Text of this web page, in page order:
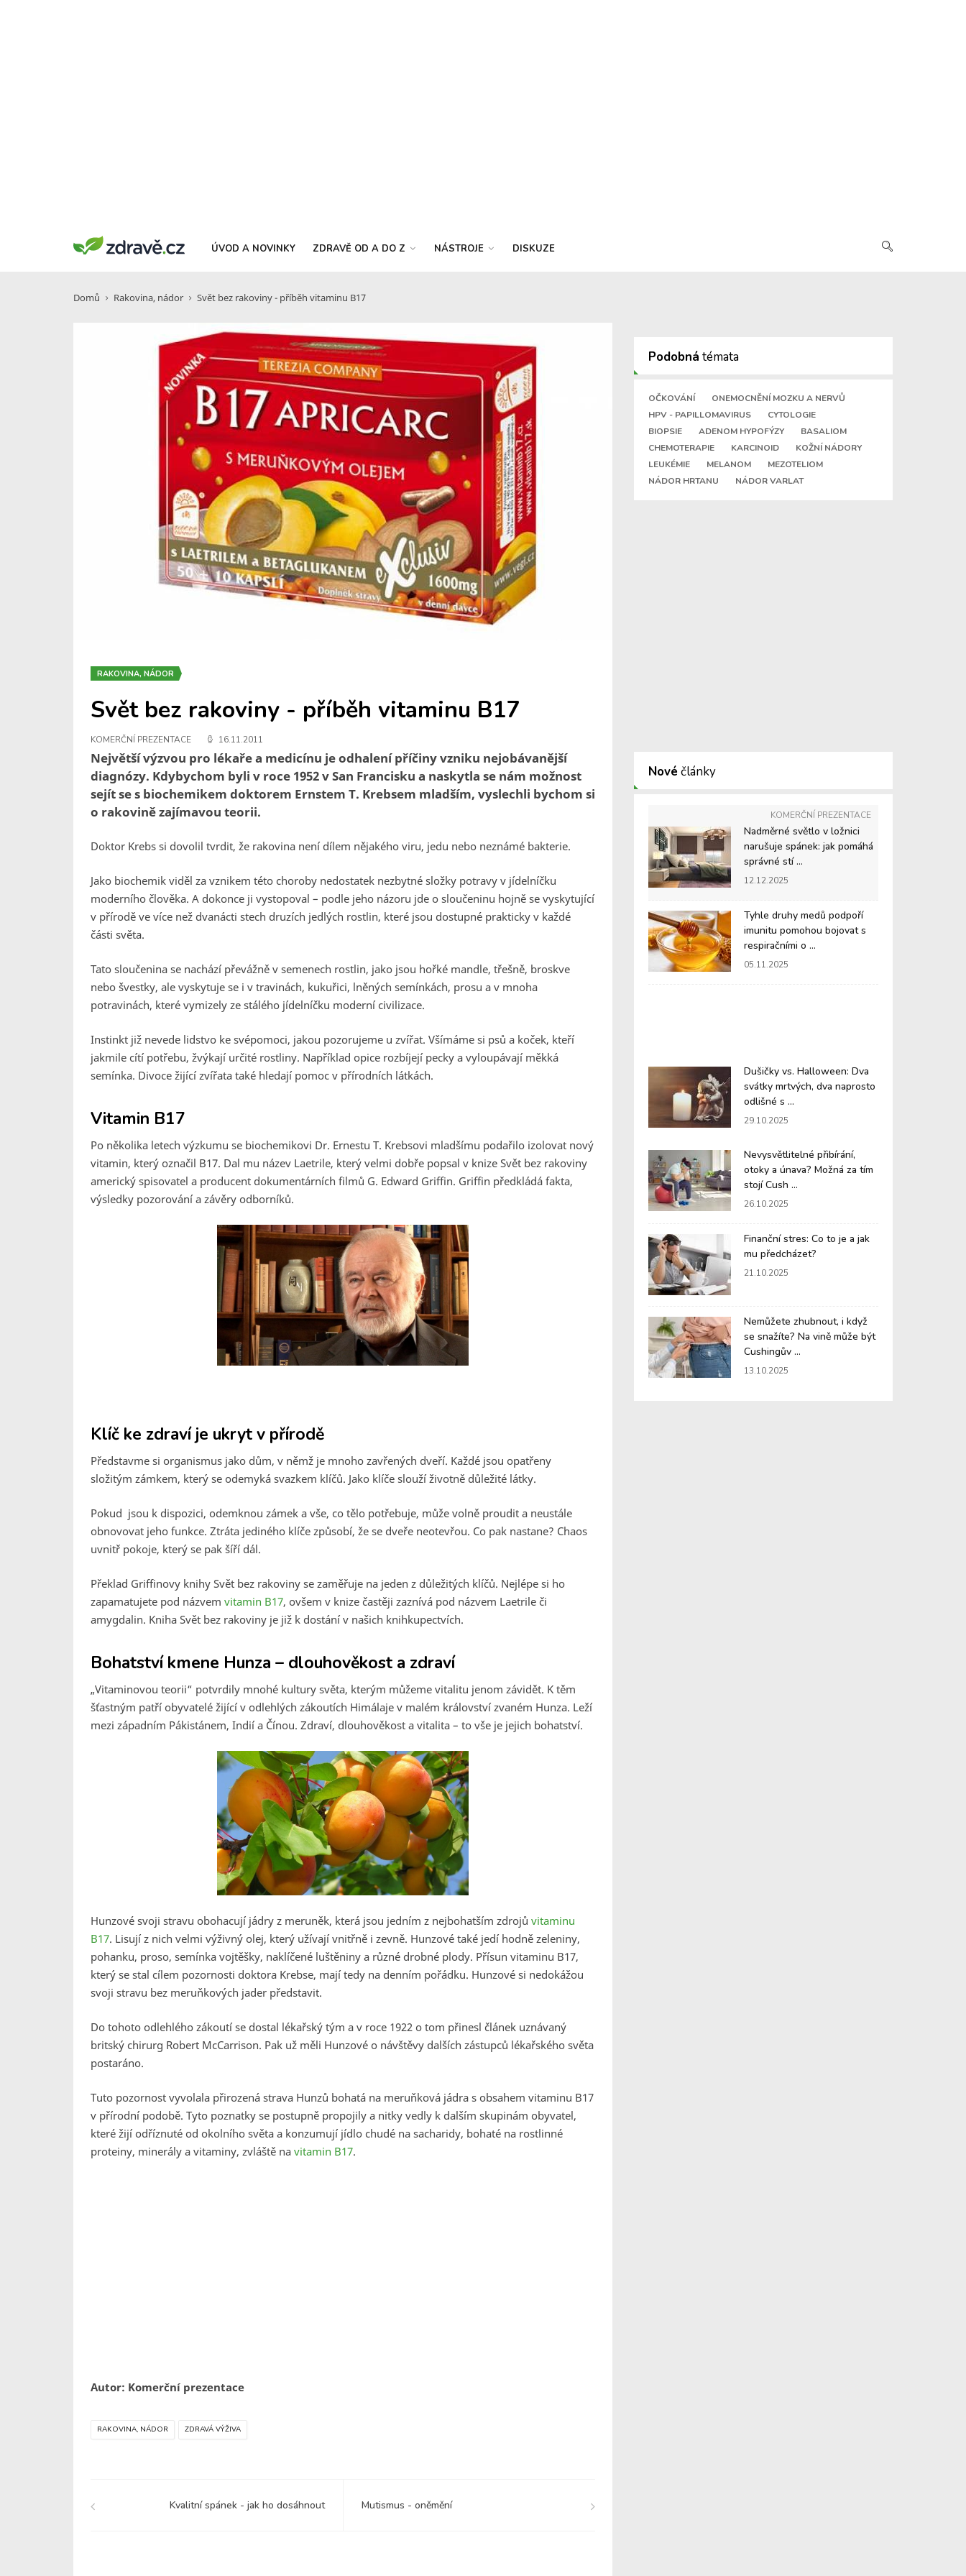
ÚVOD A NOVINKY ZDRAVĚ OD A DO Z NÁSTROJE DISKUZE
Domů Rakovina, nádor Svět bez rakoviny - příběh vitaminu B17
RAKOVINA, NÁDOR
Svět bez rakoviny - příběh vitaminu B17
KOMERČNÍ PREZENTACE 16.11.2011
Největší výzvou pro lékaře a medicínu je odhalení příčiny vzniku nejobávanější
diagnózy. Kdybychom byli v roce 1952 v San Francisku a naskytla se nám možnost
sejít se s biochemikem doktorem Ernstem T. Krebsem mladším, vyslechli bychom si
o rakovině zajímavou teorii.
Doktor Krebs si dovolil tvrdit, že rakovina není dílem nějakého viru, jedu nebo neznámé bakterie.
Jako biochemik viděl za vznikem této choroby nedostatek nezbytné složky potravy v jídelníčku
moderního člověka. A dokonce ji vystopoval – podle jeho názoru jde o sloučeninu hojně se vyskytující
v přírodě ve více než dvanácti stech druzích jedlých rostlin, které jsou dostupné prakticky v každé
části světa.
Tato sloučenina se nachází převážně v semenech rostlin, jako jsou hořké mandle, třešně, broskve
nebo švestky, ale vyskytuje se i v travinách, kukuřici, lněných semínkách, prosu a v mnoha
potravinách, které vymizely ze stálého jídelníčku moderní civilizace.
Instinkt již nevede lidstvo ke svépomoci, jakou pozorujeme u zvířat. Všímáme si psů a koček, kteří
jakmile cítí potřebu, žvýkají určité rostliny. Například opice rozbíjejí pecky a vyloupávají měkká
semínka. Divoce žijící zvířata také hledají pomoc v přírodních látkách.
Vitamin B17
Po několika letech výzkumu se biochemikovi Dr. Ernestu T. Krebsovi mladšímu podařilo izolovat nový
vitamin, který označil B17. Dal mu název Laetrile, který velmi dobře popsal v knize Svět bez rakoviny
americký spisovatel a producent dokumentárních filmů G. Edward Griffin. Griffin předkládá fakta,
výsledky pozorování a závěry odborníků.
Klíč ke zdraví je ukryt v přírodě
Představme si organismus jako dům, v němž je mnoho zavřených dveří. Každé jsou opatřeny
složitým zámkem, který se odemyká svazkem klíčů. Jako klíče slouží životně důležité látky.
Pokud jsou k dispozici, odemknou zámek a vše, co tělo potřebuje, může volně proudit a neustále
obnovovat jeho funkce. Ztráta jediného klíče způsobí, že se dveře neotevřou. Co pak nastane? Chaos
uvnitř pokoje, který se pak šíří dál.
Překlad Griffinovy knihy Svět bez rakoviny se zaměřuje na jeden z důležitých klíčů. Nejlépe si ho
zapamatujete pod názvem vitamin B17, ovšem v knize častěji zaznívá pod názvem Laetrile či
amygdalin. Kniha Svět bez rakoviny je již k dostání v našich knihkupectvích.
Bohatství kmene Hunza – dlouhověkost a zdraví
„Vitaminovou teorii“ potvrdily mnohé kultury světa, kterým můžeme vitalitu jenom závidět. K těm
šťastným patří obyvatelé žijící v odlehlých zákoutích Himálaje v malém království zvaném Hunza. Leží
mezi západním Pákistánem, Indií a Čínou. Zdraví, dlouhověkost a vitalita – to vše je jejich bohatství.
Hunzové svoji stravu obohacují jádry z meruněk, která jsou jedním z nejbohatším zdrojů vitaminu
B17. Lisují z nich velmi výživný olej, který užívají vnitřně i zevně. Hunzové také jedí hodně zeleniny,
pohanku, proso, semínka vojtěšky, naklíčené luštěniny a různé drobné plody. Přísun vitaminu B17,
který se stal cílem pozornosti doktora Krebse, mají tedy na denním pořádku. Hunzové si nedokážou
svoji stravu bez meruňkových jader představit.
Do tohoto odlehlého zákoutí se dostal lékařský tým a v roce 1922 o tom přinesl článek uznávaný
britský chirurg Robert McCarrison. Pak už měli Hunzové o návštěvy dalších zástupců lékařského světa
postaráno.
Tuto pozornost vyvolala přirozená strava Hunzů bohatá na meruňková jádra s obsahem vitaminu B17
v přírodní podobě. Tyto poznatky se postupně propojily a nitky vedly k dalším skupinám obyvatel,
které žijí odříznuté od okolního světa a konzumují jídlo chudé na sacharidy, bohaté na rostlinné
proteiny, minerály a vitaminy, zvláště na vitamin B17.
Autor: Komerční prezentace
RAKOVINA, NÁDOR ZDRAVÁ VÝŽIVA
Kvalitní spánek - jak ho dosáhnout Mutismus - oněmění
Podobná témata
OČKOVÁNÍ
ONEMOCNĚNÍ MOZKU A NERVŮ
HPV - PAPILLOMAVIRUS
CYTOLOGIE
BIOPSIE
ADENOM HYPOFÝZY
BASALIOM
CHEMOTERAPIE
KARCINOID
KOŽNÍ NÁDORY
LEUKÉMIE
MELANOM
MEZOTELIOM
NÁDOR HRTANU
NÁDOR VARLAT
Nové články
KOMERČNÍ PREZENTACE
Nadměrné světlo v ložnici
narušuje spánek: jak pomáhá
správné stí ...
12.12.2025
Tyhle druhy medů podpoří
imunitu pomohou bojovat s
respiračními o ...
05.11.2025
Dušičky vs. Halloween: Dva
svátky mrtvých, dva naprosto
odlišné s ...
29.10.2025
Nevysvětlitelné přibírání,
otoky a únava? Možná za tím
stojí Cush ...
26.10.2025
Finanční stres: Co to je a jak
mu předcházet?
21.10.2025
Nemůžete zhubnout, i když
se snažíte? Na vině může být
Cushingův ...
13.10.2025